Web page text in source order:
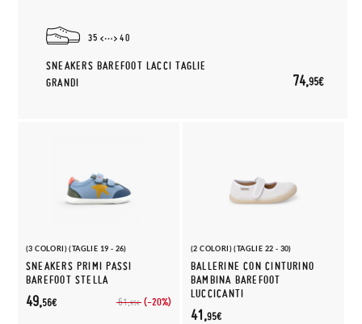
35 40
SNEAKERS BAREFOOT LACCI TAGLIE
GRANDI
74,95€
(3 COLORI) (TAGLIE 19 - 26)
SNEAKERS PRIMI PASSI
BAREFOOT STELLA
61,95€ (-20%)
49,56€
(2 COLORI) (TAGLIE 22 - 30)
BALLERINE CON CINTURINO
BAMBINA BAREFOOT
LUCCICANTI
41,95€